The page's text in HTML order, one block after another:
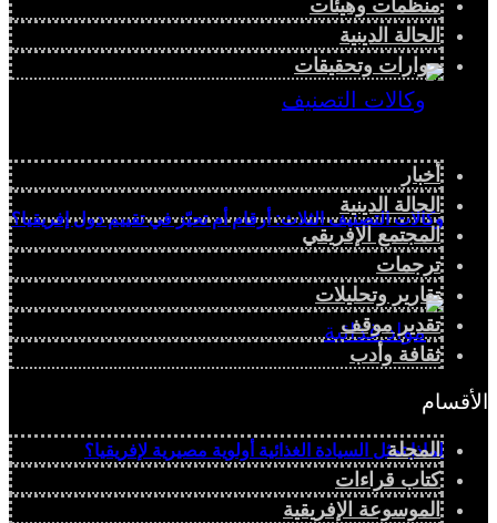
وكالات التصنيف الثلاث: أرقام أم تحيّز في تقييم دول إفريقيا؟
لماذا تمثل السيادة الغذائية أولوية مصيرية لإفريقيا؟
منظمات وهيئات
الحالة الدينية
حوارات وتحقيقات
أخبار
الحالة الدينية
المجتمع الإفريقي
ترجمات
تقارير وتحليلات
تقدير موقف
ثقافة وأدب
الأقسام
المجلة
كتاب قراءات
الموسوعة الإفريقية